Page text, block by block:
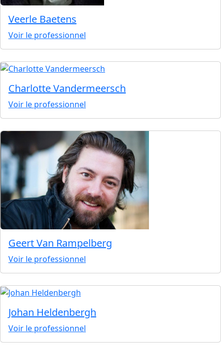
Veerle Baetens
Voir le professionnel
Charlotte Vandermeersch
Voir le professionnel
Geert Van Rampelberg
Voir le professionnel
Johan Heldenbergh
Voir le professionnel